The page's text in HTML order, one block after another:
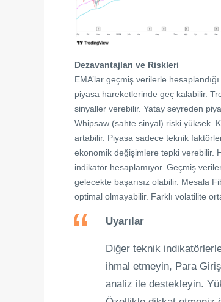
Dezavantajları ve Riskleri
EMA’lar geçmiş verilerle
piyasa hareketlerinde geç kalabilir.
sinyaller verebilir. Yatay seyreden
Whipsaw (sahte sinyal) riski yüksek.
artabilir. Piyasa sadece teknik
ekonomik değişimlere tepki verebilir.
indikatör hesaplamıyor. Geçmiş
gelecekte başarısız olabilir. Mesala
optimal olmayabilir. Farklı volatilite
Uyarılar
Diğer teknik
ihmal etmeyin, Para Giriş
analiz ile destekleyin.